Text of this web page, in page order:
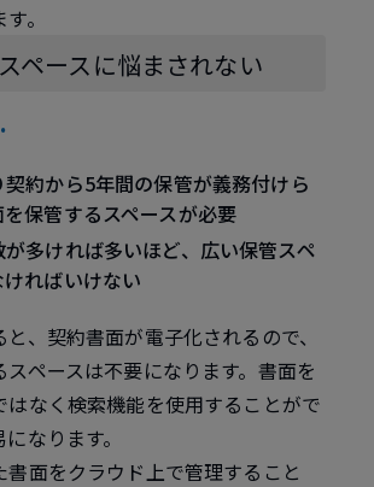
。
ペースに悩まされない
約から5年間の保管が義務付けら
保管するスペースが必要
多ければ多いほど、広い保管スペ
ればいけない
、契約書面が電子化されるので、
ペースは不要になります。書面を
なく検索機能を使用することがで
なります。
書面をクラウド上で管理すること